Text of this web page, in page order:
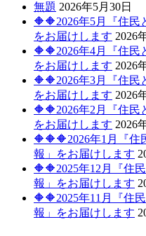
無題 2026年5月30日
🔶🔶2026年5月『住民
をお届けします 2026
🔶🔶2026年4月『住民
をお届けします 2026
🔶🔶2026年3月『住民
をお届けします 2026
🔶🔶2026年2月『住民
をお届けします 2026
🔶🔶🔶2026年1月『住
報」をお届けします
🔶🔶2025年12月『住
報」をお届けします
🔶🔶2025年11月『住
報」をお届けします